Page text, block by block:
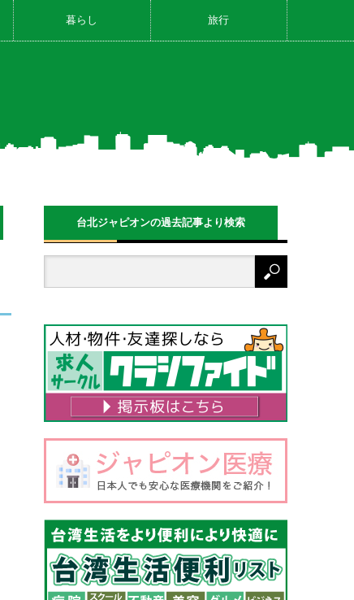
暮らし 旅行
台北ジャピオンの過去記事より検索